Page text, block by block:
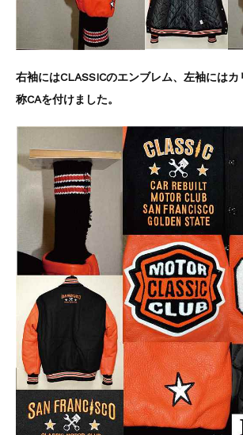
右袖にはCLASSICのエンブレム、左袖には
称CAを付けました。